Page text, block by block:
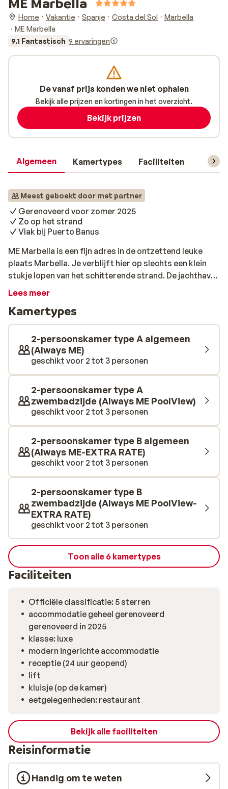
Home Vakantie Spanje Costa del Sol
Marbella
ME Marbella
9.1 Fantastisch 9 ervaringen
Algemeen Kamertypes Faciliteiten
Meest geboekt door met partner
Gerenoveerd voor zomer 2025
Zo op het strand
Vlak bij Puerto Banus
ME Marbella is een fijn adres in de ontzettend leuke
plaats Marbella. Je verblijft hier op slechts een klein
stukje lopen van het schitterende strand. De jachthaven
Puerto Banus ligt ook vlakbij, namelijk op slechts een
want hier geniet je van een mooi zwembad, een poolbar
en wil je echt even ontspannen, dan kun je terecht in de
wellness.
Lees meer
Kamertypes
2-persoonskamer type A algemeen
(Always ME)
geschikt voor 2 tot 3 personen
2-persoonskamer type A
zwembadzijde (Always ME PoolView)
geschikt voor 2 tot 3 personen
2-persoonskamer type B algemeen
(Always ME-EXTRA RATE)
geschikt voor 2 tot 3 personen
2-persoonskamer type B
zwembadzijde (Always ME PoolView-
EXTRA RATE)
geschikt voor 2 tot 3 personen
Toon alle 6 kamertypes
Faciliteiten
Officiële classificatie: 5 sterren
accommodatie geheel gerenoveerd
gerenoveerd in 2025
klasse: luxe
modern ingerichte accommodatie
receptie (24 uur geopend)
lift
kluisje (op de kamer)
eetgelegenheden: restaurant
Bekijk alle faciliteiten
Reisinformatie
Handig om te weten
De vanaf prijs konden we niet ophalen
Bekijk alle prijzen en kortingen in het overzicht.
Bekijk prijzen